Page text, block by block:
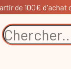
de 100€